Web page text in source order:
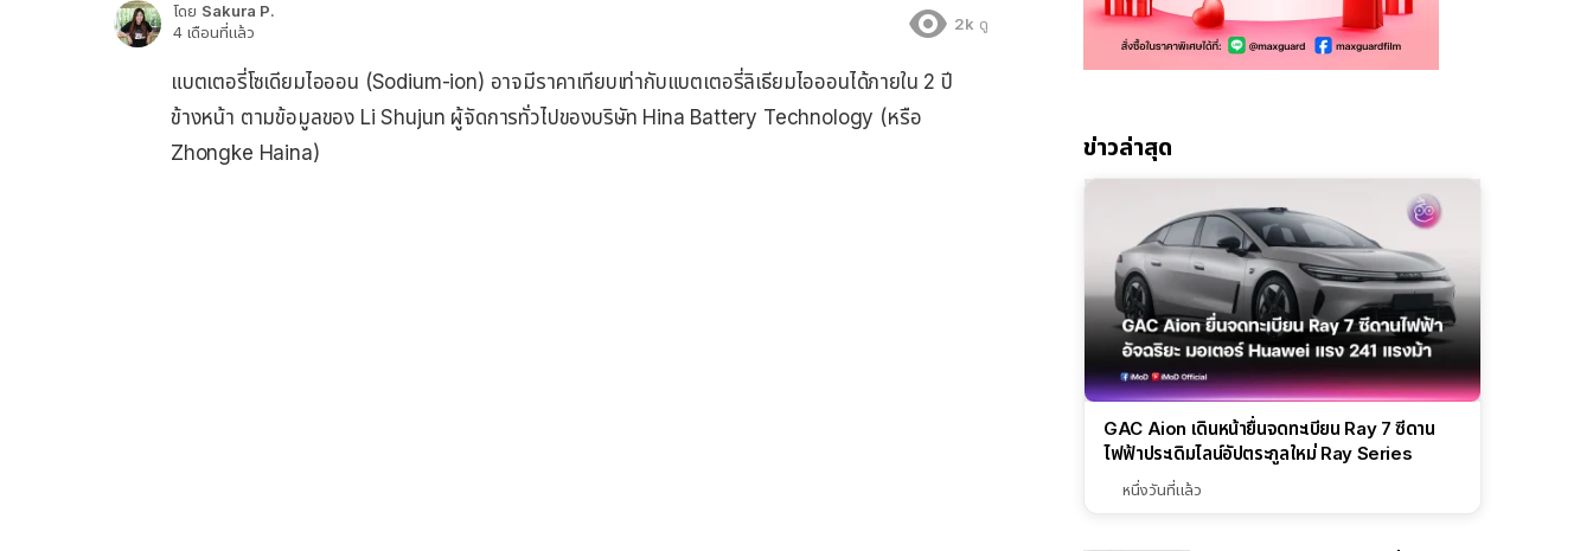
โดย Sakura P.
4 เดือนที่แล้ว
2k ดู
แบตเตอรี่โซเดียมไอออน (Sodium-ion) อาจมีราคาเทียบเท่ากับแบตเตอรี่ลิเธียมไอออนได้ภายใน 2 ปี
ข้างหน้า ตามข้อมูลของ Li Shujun ผู้จัดการทั่วไปของบริษัท Hina Battery Technology (หรือ
Zhongke Haina)
ข่าวล่าสุด
GAC Aion เดินหน้ายื่นจดทะเบียน Ray 7 ซีดาน
ไฟฟ้าประเดิมไลน์อัปตระกูลใหม่ Ray Series
หนึ่งวันที่แล้ว